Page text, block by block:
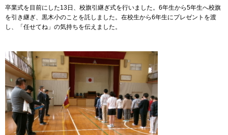
卒業式を目前にした13日、校旗引継ぎ式を行いました。6年生から5年生へ校旗
を引き継ぎ、黒木小のことを託しました。在校生から6年生にプレゼントを渡
し、「任せてね」の気持ちを伝えました。